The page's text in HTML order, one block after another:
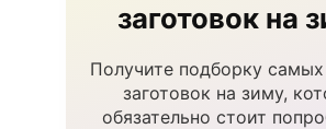
заготовок на
Получите подборку
заготовок на зиму,
обязательно стоит